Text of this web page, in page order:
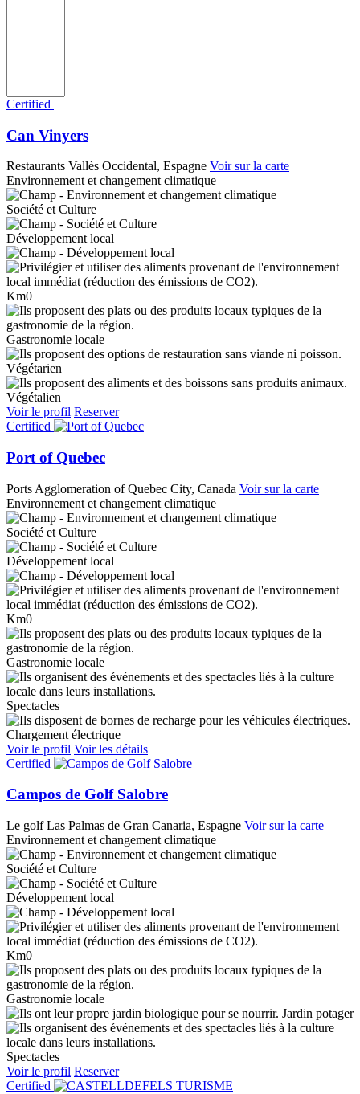
Certified
Can Vinyers
Restaurants Vallès Occidental, Espagne Voir sur la carte
Environnement et changement climatique
Société et Culture
Développement local
Km0
Gastronomie locale
Végétarien
Végétalien
Voir le profil Reserver
Certified
Port of Quebec
Ports Agglomeration of Quebec City, Canada Voir sur la carte
Environnement et changement climatique
Société et Culture
Développement local
Km0
Gastronomie locale
Spectacles
Chargement électrique
Voir le profil Voir les détails
Certified
Campos de Golf Salobre
Le golf Las Palmas de Gran Canaria, Espagne Voir sur la carte
Environnement et changement climatique
Société et Culture
Développement local
Km0
Gastronomie locale
Jardin potager
Spectacles
Voir le profil Reserver
Certified